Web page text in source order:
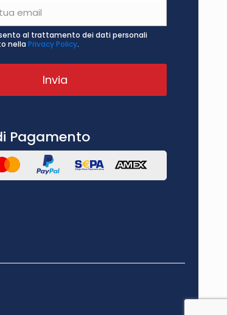
al trattamento dei dati personali
nella Privacy Policy.
Pagamento